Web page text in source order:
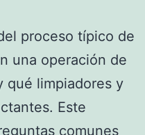
proceso típico de
una operación de
qué limpiadores y
Este
comunes